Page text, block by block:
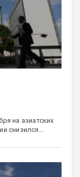
на азиатских
снизился…